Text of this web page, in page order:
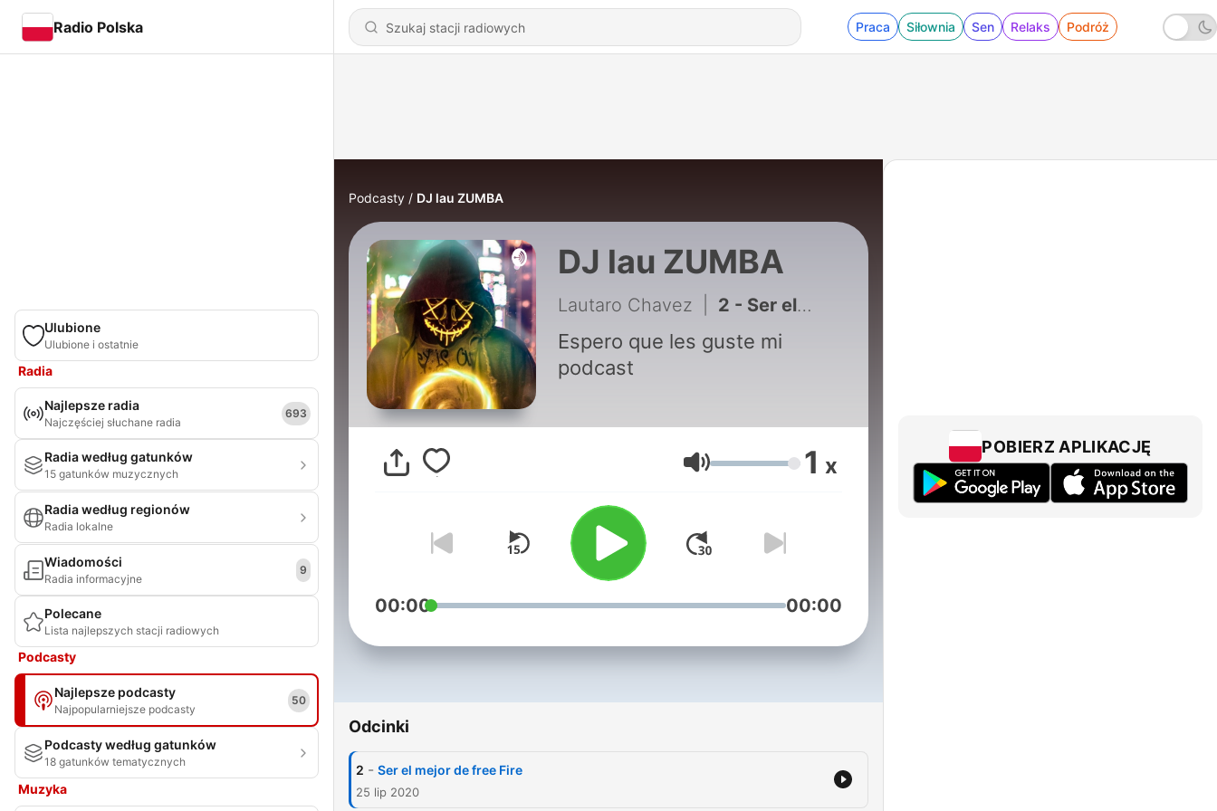
Radio Polska Praca Siłownia Sen Relaks Podróż
Ulubione
Ulubione i ostatnie
Radia
Najlepsze radia
Najczęściej słuchane radia
693
Radia według gatunków
15 gatunków muzycznych
Radia według regionów
Radia lokalne
Wiadomości
Radia informacyjne
9
Polecane
Lista najlepszych stacji radiowych
Podcasty
Najlepsze podcasty
Najpopularniejsze podcasty
50
Podcasty według gatunków
18 gatunków tematycznych
Muzyka
Podcasty DJ lau ZUMBA
DJ lau ZUMBA
Lautaro Chavez 2 - Ser el mejor de free Fire
Espero que les guste mi
podcast
Głośność 1 x
00:00 00:00
Odcinki
2 - Ser el mejor de free Fire
25 lip 2020
POBIERZ APLIKACJĘ